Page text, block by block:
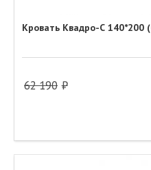
Кровать Квадро-С 140*200
62 190